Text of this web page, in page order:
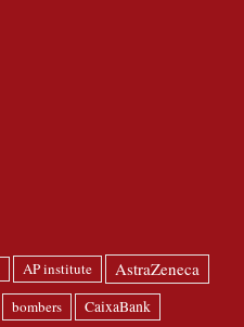
AP institute AstraZeneca
bombers CaixaBank